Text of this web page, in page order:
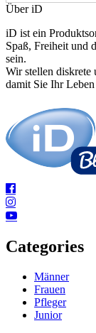
Über iD
iD ist ein
Spaß, Freiheit und
sein.
Wir stellen diskrete
damit Sie Ihr
Categories
Männer
Frauen
Pfleger
Junior